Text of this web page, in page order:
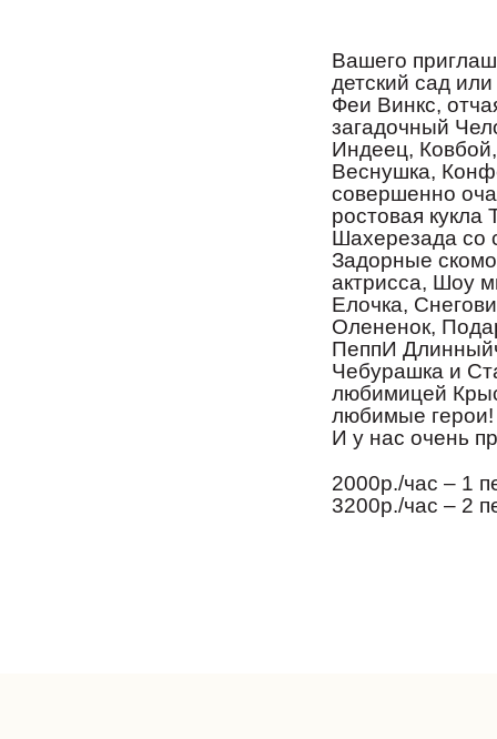
Вашего
детский сад
Феи Винкс,
загадочный
Индеец,
Веснушка,
совершенно
ростовая
Шахерезада со
Задорные
актрисса, Шоу
Елочка,
Олененок,
ПеппИ
Чебурашка и
любимицей
любимые герои!
И у нас очень
2000р./час – 1
3200р./час – 2